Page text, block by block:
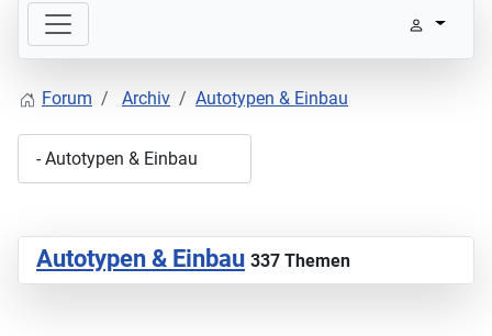
Forum Archiv Autotypen & Einbau
Autotypen & Einbau 337 Themen